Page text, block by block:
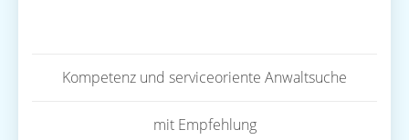
Kompetenz und serviceoriente Anwaltsuche
mit Empfehlung